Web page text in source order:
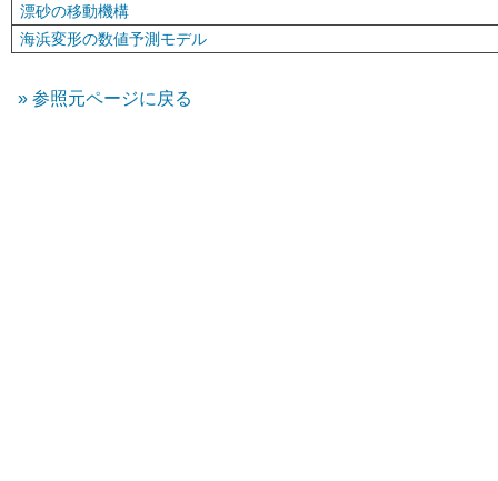
漂砂の移動機構
海浜変形の数値予測モデル
参照元ページに戻る